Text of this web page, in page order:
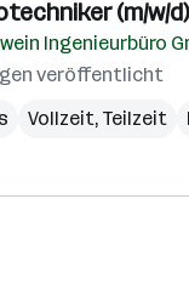
(m/w/
Ingenieurbüro
veröffentlicht
Vollzeit, Teilzeit